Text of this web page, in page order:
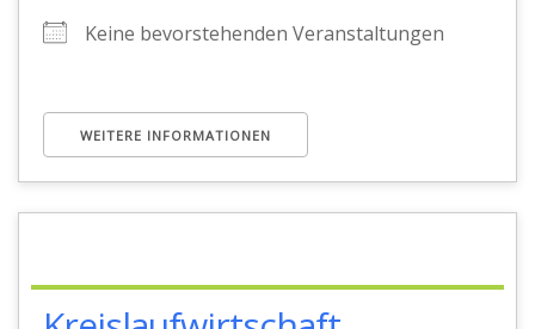
Keine bevorstehenden Veranstaltungen
WEITERE INFORMATIONEN